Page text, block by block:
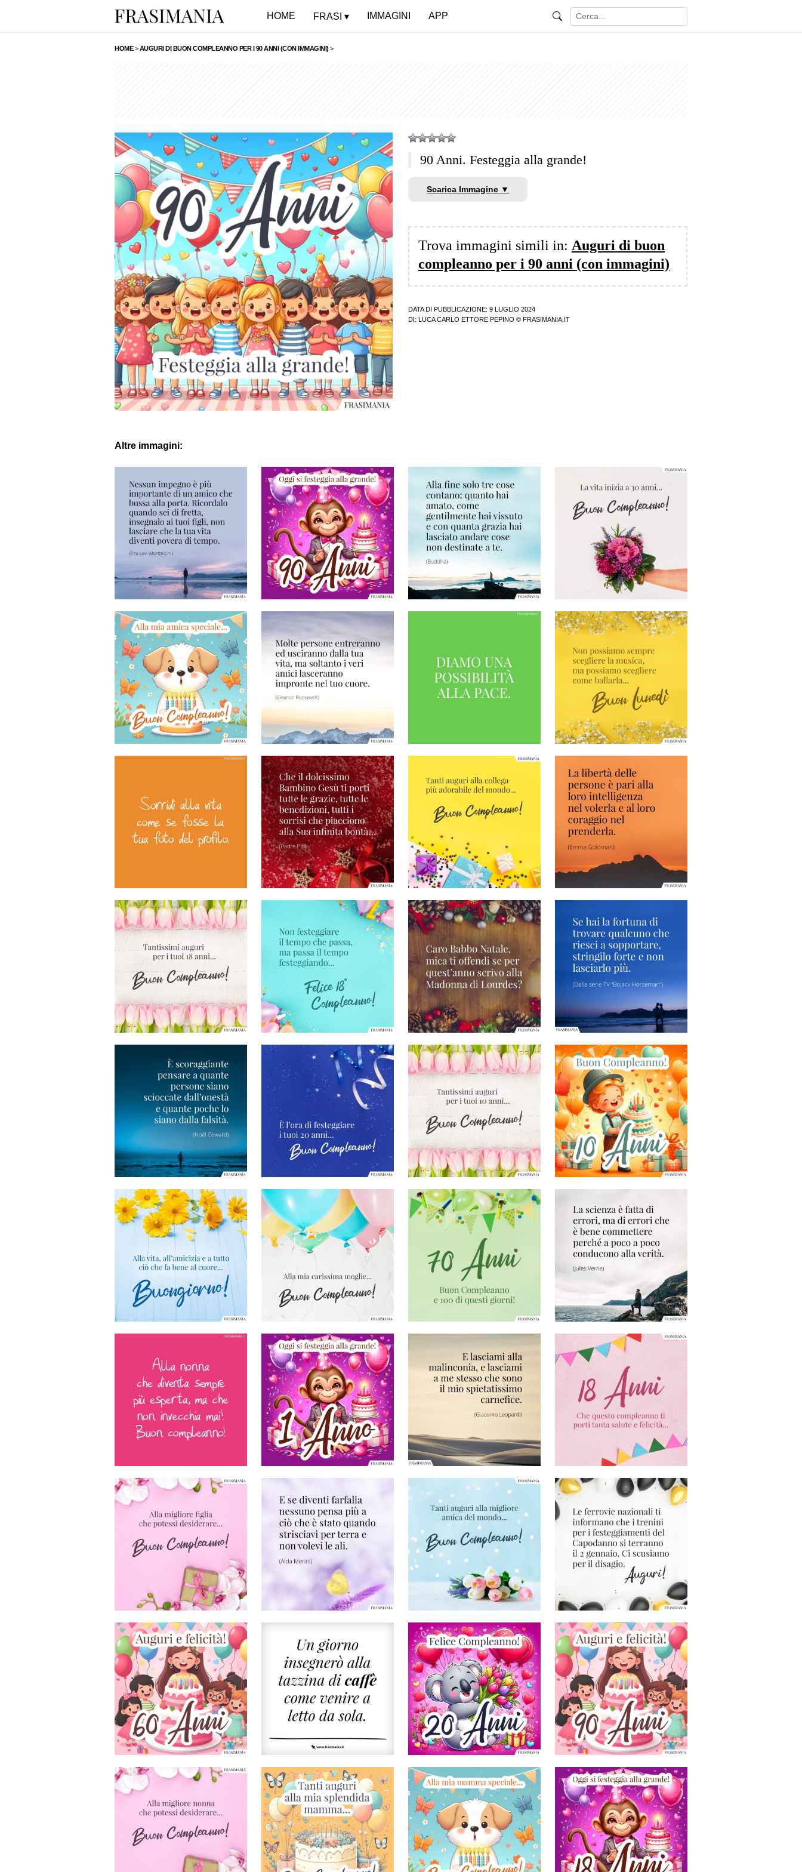
HOME FRASI IMMAGINI APP
HOME>AUGURI DI BUON COMPLEANNO PER I 90 ANNI (CON IMMAGINI) >
90 Anni. Festeggia alla grande!
Scarica Immagine ▼
Trova immagini simili in: Auguri di buon
compleanno per i 90 anni (con immagini)
DATA DI PUBBLICAZIONE: 9 LUGLIO 2024
DI:
LUCA CARLO ETTORE PEPINO © FRASIMANIA.IT
Altre immagini: